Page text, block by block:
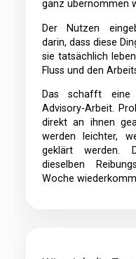
ganz übernommen
Der Nutzen eingebetteter Unterstützung liegt
darin, dass diese
sie tatsächlich
Fluss und den
Das schafft eine andere Wirkung als reine
Advisory-Arbeit.
direkt an ihnen
werden leichter,
geklärt werden.
dieselben
Woche